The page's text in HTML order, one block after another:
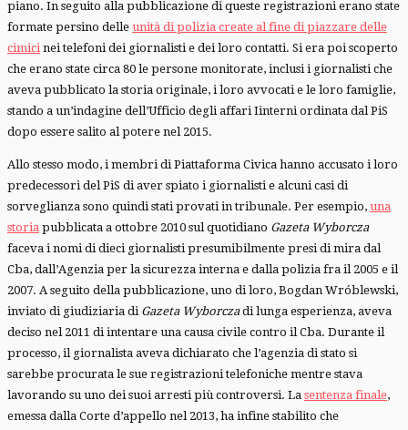
piano. In seguito alla pubblicazione di queste registrazioni erano state
formate persino delle unità di polizia create al fine di piazzare delle
cimicinei telefoni dei giornalisti e dei loro contatti. Si era poi scoperto
che erano state circa 80 le persone monitorate, inclusi i giornalisti che
aveva pubblicato la storia originale, i loro avvocati e le loro famiglie,
stando a un’indagine dell’Ufficio degli affari Iinterni ordinata dal PiS
dopo essere salito al potere nel 2015.
Allo stesso modo, i membri di Piattaforma Civica hanno accusato i loro
predecessori del PiS di aver spiato i giornalisti e alcuni casi di
sorveglianza sono quindi stati provati in tribunale. Per esempio, una
storia pubblicata a ottobre 2010 sul quotidiano Gazeta Wyborcza
faceva i nomi di dieci giornalisti presumibilmente presi di mira dal
Cba, dall’Agenzia per la sicurezza interna e dalla polizia fra il 2005 e il
2007. A seguito della pubblicazione, uno di loro, Bogdan Wróblewski,
inviato di giudiziaria di Gazeta Wyborczadi lunga esperienza, aveva
deciso nel 2011 di intentare una causa civile contro il Cba. Durante il
processo, il giornalista aveva dichiarato che l’agenzia di stato si
sarebbe procurata le sue registrazioni telefoniche mentre stava
lavorando su uno dei suoi arresti più controversi. La sentenza finale,
emessa dalla Corte d’appello nel 2013, ha infine stabilito che